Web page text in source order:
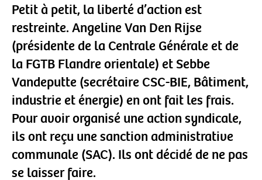
Petit à petit, la liberté d’action est
restreinte. Angeline Van Den Rijse
(présidente de la Centrale Générale et de
la FGTB Flandre orientale) et Sebbe
Vandeputte (secrétaire CSC-BIE, Bâtiment,
industrie et énergie) en ont fait les frais.
Pour avoir organisé une action syndicale,
ils ont reçu une sanction administrative
communale (SAC). Ils ont décidé de ne pas
se laisser faire.